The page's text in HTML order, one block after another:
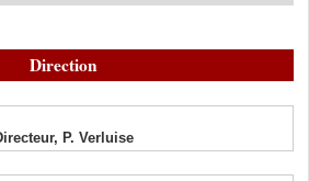
Direction
P. Verluise